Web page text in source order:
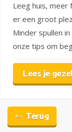
Leeg huis, meer
er een groot
Minder spullen
onze tips om
Lees je
Terug